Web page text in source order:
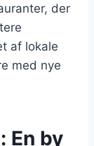
der
af lokale
med nye
En by